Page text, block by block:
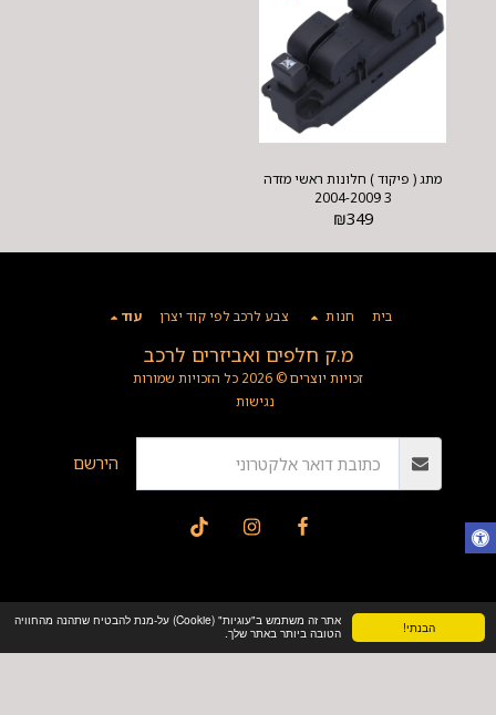
הבנתי!
אתר זה משתמש ב"עוגיות" (Cookie) על-מנת להבטיח שתהנה מהחוויה
הטובה ביותר באתר שלך.
מתג ( פיקוד ) חלונות ראשי מזדה
3 2004-2009
₪349
מ.ק חלפים ואביזרים לרכב
זכויות יוצרים © 2026 כל הזכויות שמורות
נגישות
בית חנות צבע לרכב לפי קוד יצרן עוד
הירשם